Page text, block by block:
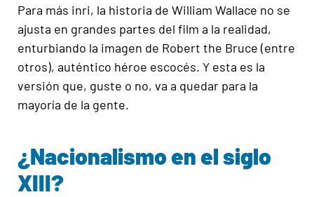
Para más inri, la historia de William Wallace no se
ajusta en grandes partes del film a la realidad,
enturbiando la imagen de Robert the Bruce (entre
otros), auténtico héroe escocés. Y esta es la
versión que, guste o no, va a quedar para la
mayoría de la gente.
¿Nacionalismo en el siglo
XIII?